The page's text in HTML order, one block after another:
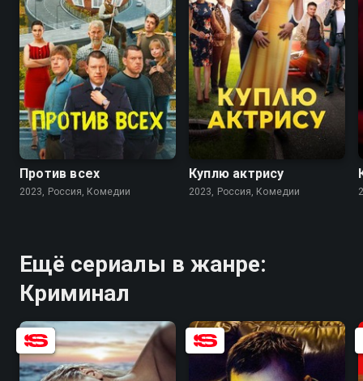
7.7 6.3
Против всех
2023, Россия, Комедии
7.5 7.2
Куплю актрису
2023, Россия, Комедии
Ещё сериалы в жанре:
Криминал